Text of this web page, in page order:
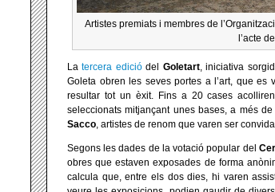
Artistes premiats i membres de
l’acte
Latercera ediciódel Goletart, iniciativa
Goleta obren les seves portes a l’art, que
resultar tot un èxit. Fins a 20 cases
seleccionats mitjançant unes bases, a més
Sacco, artistes de renom que varen ser
Segons les dades de la votació popular del
obres que estaven exposades de forma
calcula que, entre els dos dies, hi varen